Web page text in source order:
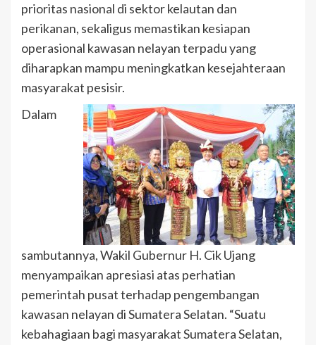
prioritas nasional di sektor kelautan dan
perikanan, sekaligus memastikan kesiapan
operasional kawasan nelayan terpadu yang
diharapkan mampu meningkatkan kesejahteraan
masyarakat pesisir.
Dalam
sambutannya, Wakil Gubernur H. Cik Ujang
menyampaikan apresiasi atas perhatian
pemerintah pusat terhadap pengembangan
kawasan nelayan di Sumatera Selatan. “Suatu
kebahagiaan bagi masyarakat Sumatera Selatan,